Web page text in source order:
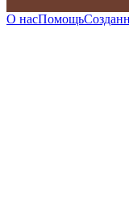
О насПомощь